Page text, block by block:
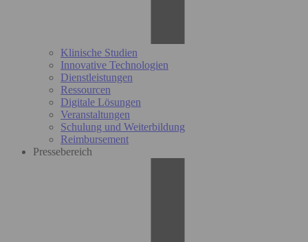
Klinische Studien
Innovative Technologien
Dienstleistungen
Ressourcen
Digitale Lösungen
Veranstaltungen
Schulung und Weiterbildung
Reimbursement
Pressebereich